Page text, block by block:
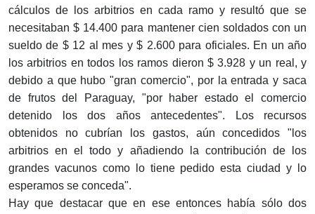
cálculos de los arbitrios en cada ramo y resultó que se
necesitaban $ 14.400 para mantener cien soldados con un
sueldo de $ 12 al mes y $ 2.600 para oficiales. En un año
los arbitrios en todos los ramos dieron $ 3.928 y un real, y
debido a que hubo "gran comercio", por la entrada y saca
de frutos del Paraguay, "por haber estado el comercio
detenido los dos años antecedentes". Los recursos
obtenidos no cubrían los gastos, aún concedidos "los
arbitrios en el todo y añadiendo la contribución de los
grandes vacunos como lo tiene pedido esta ciudad y lo
esperamos se conceda".
Hay que destacar que en ese entonces había sólo dos